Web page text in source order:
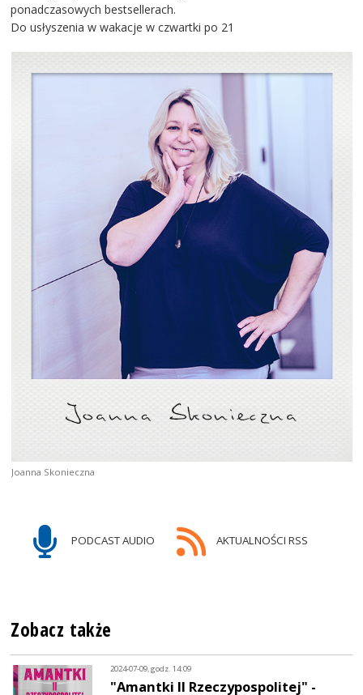
ponadczasowych bestsellerach.
Do usłyszenia w wakacje w czwartki po 21
Joanna Skonieczna
PODCAST AUDIO AKTUALNOŚCI RSS
Zobacz także
2024-07-09, godz. 14:09
"Amantki II Rzeczypospolitej" -